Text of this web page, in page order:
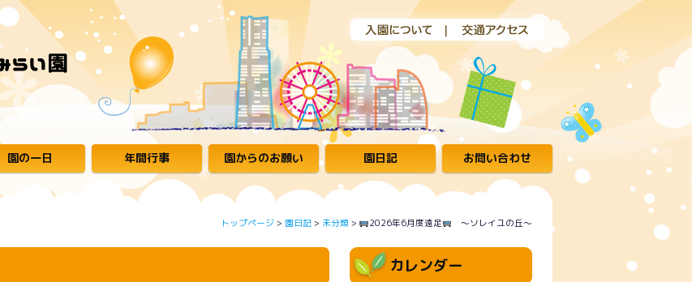
園の一日 年間行事 園からのお願い 園日記 お問い合わせ
トップページ> 園日記> 未分類 > 2026年6月度遠足 ～ソレイユの丘～
カレンダー